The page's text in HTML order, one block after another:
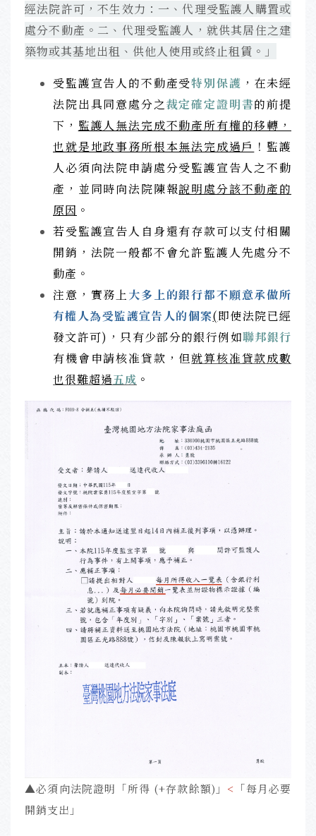
經法院許可，不生效力： 一、代理受監護人購置或
處分不動產。 二、代理受監護人，就供其居住之建
築物或其基地出租、供他人使用或終止租賃。」
受監護宣告人的不動產受特別保護 ，在未經
法院出具同意處分之裁定確定證明書的前提
下， 監護人無法完成不動產所有權的移轉，
也就是地政事務所根本無法完成過戶 ！ 監護
人必須向法院申請處分受監護宣告人之不動
產，並同時向法院陳報說明處分該不動產的
原因 。
若受監護宣告人自身還有存款可以支付相關
開銷，法院一般都不會允許監護人先處分不
動產。
注意，實務上 大多上的銀行都不願意承做所
有權人為受監護宣告人的個案(即使法院已經
發文許可)，只有少部分的銀行例如聯邦銀行
有機會申請核准貸款，但就算核准貸款成數
也很難超過五成 。
▲必須向法院證明「所得 (+存款餘額)」 < 「每月必要
開銷支出」